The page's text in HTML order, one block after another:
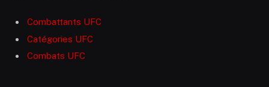
Combattants UFC
Catégories UFC
Combats UFC